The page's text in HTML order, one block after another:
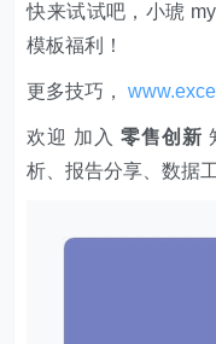
快来试试吧，小琥
模板福利​​​​！
更多技巧，
欢迎 加入 零售创新
析、报告分享、数据